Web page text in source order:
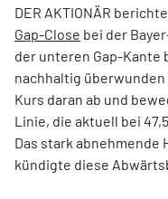
DER AKTIONÄR
Gap-Close bei der
der unteren Gap-Kante
nachhaltig
Kurs daran ab und
Linie, die aktuell bei
Das stark abnehmende
kündigte diese